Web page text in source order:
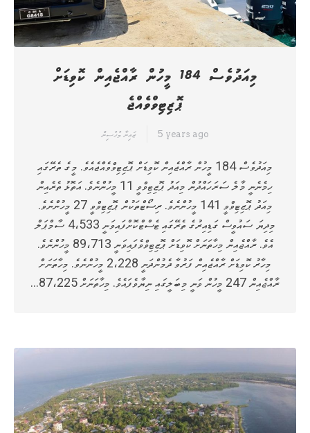
މިއަދުވެސް 184 މީހުން ރާއްޖެއިން ކޮވިޑަށް
ޕޮޒިޓިވްވެއްޖެ
ޒައިނާ މުހުސިން 5 years ago
މިއަދުވެސް 184 މީހުން ރާއްޖެއިން ކޮވިޑަށް ޕޮޒިޓިވްވެއްޖެއެވެ. މީގެ ތެރޭގައި
ހިމެނެނީ މާލެ ސަރަހައްދުން މިއަދު ޕޮޒިޓިވްވީ 11 މީހުންނެވެ. އަތޮޅު ތެރެއިން
މިއަދު ޕޮޒިޓިވްވީ 141 މީހުންނެވެ. ރިސޯޓްތަކުން ޕޮޒިޓިވްވީ 27 މީހުންނެވެ.
މިދިޔަ ސައުވީސް ގަޑިއިރުގެ ތެރޭގައި ޓެސްޓްކޮށްފައިވަނީ 4،533 ސާމްޕަލް
އެވެ. ރާއްޖެއިން މިހާތަނަށް ކޮވިޑަށް ޕޮޒިޓިވްވެފައިވަނީ 89،713 މީހުންނެވެ.
މިހާރު ކޮވިޑަށް ރާއްޖެއިން ފަރުވާ ދެމުންދަނީ 2،228 މީހުންނެވެ. މިހާތަނަށް
ރާއްޖެއިން 247 މީހުން ވަނީ މިބަލީގައި ނިޔާވެފައެވެ. މިހާތަނަށް 87،225…